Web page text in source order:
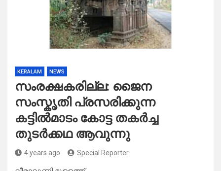
KERALAM NEWS
സംരക്ഷകരില്ല: ജൈന
സംസ്കൃതി പ്രസരിക്കുന്ന
കട്ടിൽമാടം കോട്ട തകർച്ച
തുടർക്കഥ ആവുന്നു
4 years ago Special Reporter